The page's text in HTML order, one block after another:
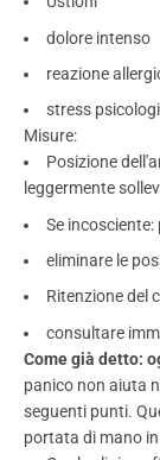
dolore intenso
reazione
stress
Misure:
Posizione
leggermente
Se
eliminare le
Ritenzione del
consultare
Come già detto:
panico non aiuta
seguenti punti.
portata di mano